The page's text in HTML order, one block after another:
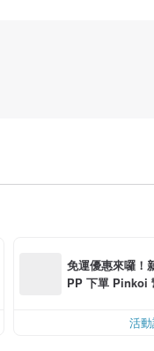
免運優惠來囉！
PP 下單 Pinkoi
活